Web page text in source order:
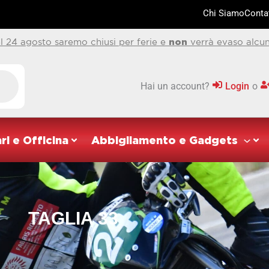
Chi Siamo
24 agosto saremo chiusi per ferie e non verrà evaso
Hai un account? Login o
e Officina Abbigliamento e Gadgets
TAGLIA 33